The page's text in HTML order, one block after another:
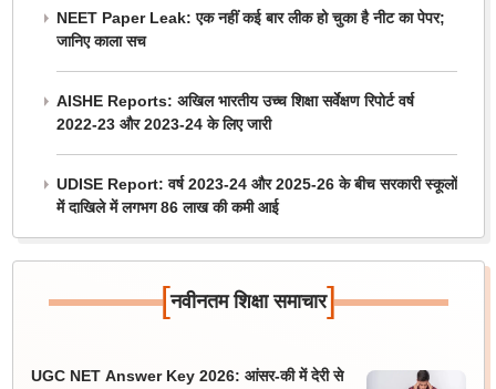
NEET Paper Leak: एक नहीं कई बार लीक हो चुका है नीट का पेपर;
जानिए काला सच
AISHE Reports: अखिल भारतीय उच्च शिक्षा सर्वेक्षण रिपोर्ट वर्ष
2022-23 और 2023-24 के लिए जारी
UDISE Report: वर्ष 2023-24 और 2025-26 के बीच सरकारी स्कूलों
में दाखिले में लगभग 86 लाख की कमी आई
[नवीनतम शिक्षा समाचार]
UGC NET Answer Key 2026: आंसर-की में देरी से